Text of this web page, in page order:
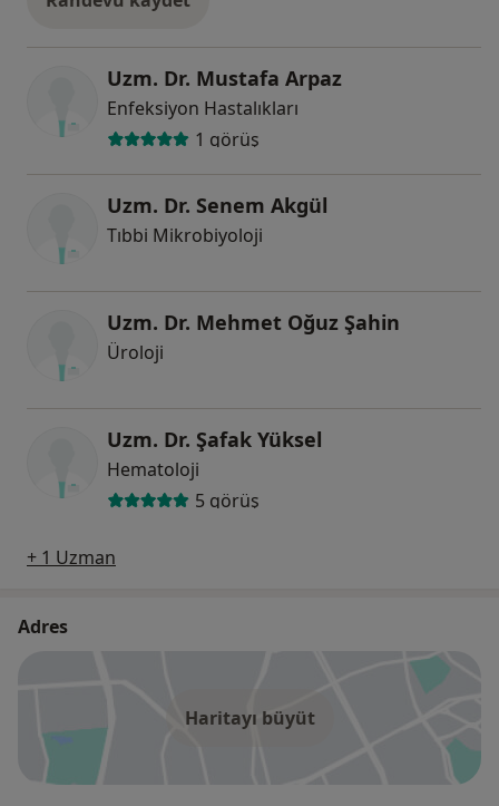
Uzm. Dr. Mustafa Arpaz
Enfeksiyon Hastalıkları
1 görüş
Uzm. Dr. Senem Akgül
Tıbbi Mikrobiyoloji
Uzm. Dr. Mehmet Oğuz Şahin
Üroloji
Uzm. Dr. Şafak Yüksel
Hematoloji
5 görüş
+ 1 Uzman
Adres
Haritayı büyüt